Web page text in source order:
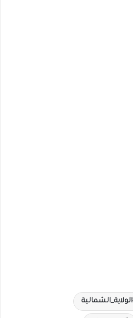
الولاية_الشمالية